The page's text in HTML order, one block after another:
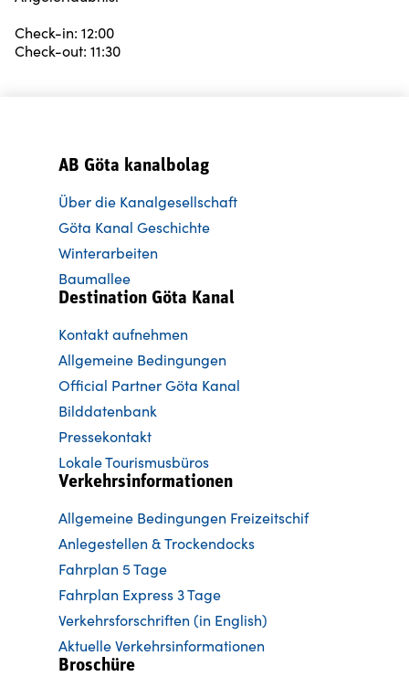
Check-in: 12:00
Check-out: 11:30
AB Göta kanalbolag
Über die Kanalgesellschaft
Göta Kanal Geschichte
Winterarbeiten
Baumallee
Destination Göta Kanal
Kontakt aufnehmen
Allgemeine Bedingungen
Official Partner Göta Kanal
Bilddatenbank
Pressekontakt
Lokale Tourismusbüros
Verkehrsinformationen
Allgemeine Bedingungen Freizeitschif
Anlegestellen & Trockendocks
Fahrplan 5 Tage
Fahrplan Express 3 Tage
Verkehrsforschriften (in English)
Aktuelle Verkehrsinformationen
Broschüre